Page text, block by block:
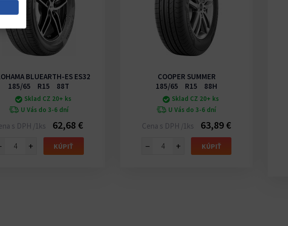
BLUEARTH-ES ES32
185/65 R15 88T
Sklad CZ 20+ ks
U Vás do 3-6 dní
s DPH /1ks 62,68 €
+ KÚPIŤ
COOPER SUMMER
185/65 R15 88H
Sklad CZ 20+ ks
U Vás do 3-6 dní
Cena s DPH /1ks 63,89 €
− + KÚPIŤ